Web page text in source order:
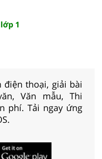
1
điện thoại, giải bài
Văn mẫu, Thi
phí. Tải ngay ứng